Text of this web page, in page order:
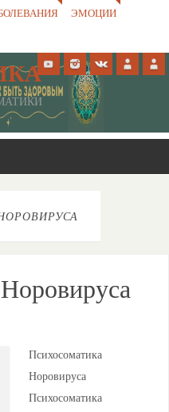
ЭМОЦИИ
Психосоматика
Норовируса
Психосоматика